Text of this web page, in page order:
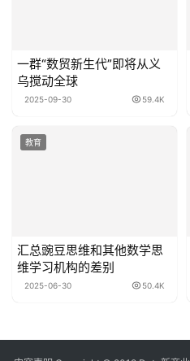
一群“数贸新生代”即将从义
乌搅动全球
2025-09-30 59.4K
教育
汇总豌豆思维和其他数学思
维学习机构的差别
2025-06-30 50.4K